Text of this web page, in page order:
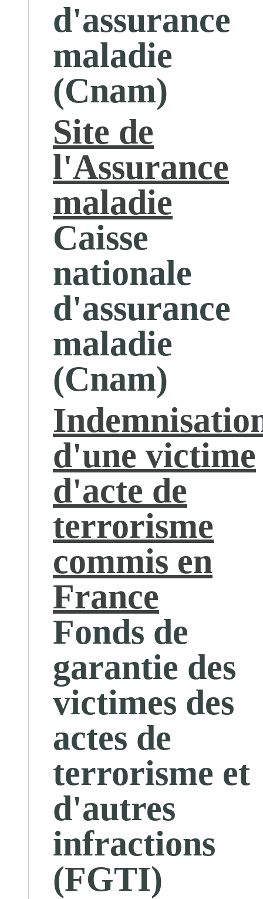
d'assurance
maladie
(Cnam)
Site de
l'Assurance
maladie
Caisse
nationale
d'assurance
maladie
(Cnam)
d'une victime
d'acte de
terrorisme
commis en
France
Fonds de
garantie des
victimes des
actes de
terrorisme et
d'autres
infractions
(FGTI)